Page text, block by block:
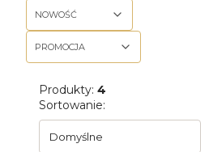
NOWOŚĆ
PROMOCJA
Koniec filtrów
Produkty: 4
Lista produktów
Sortowanie:
Domyślne